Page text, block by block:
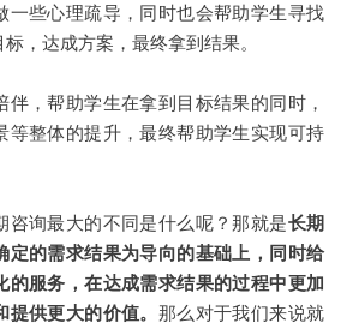
一些心理疏导，同时也会帮助学生寻找
，达成方案，最终拿到结果。
伴，帮助学生在拿到目标结果的同时，
等整体的提升，最终帮助学生实现可持
咨询最大的不同是什么呢？那就是长期
定的需求结果为导向的基础上，同时给
的服务，在达成需求结果的过程中更加
供更大的价值。 那么对于我们来说就